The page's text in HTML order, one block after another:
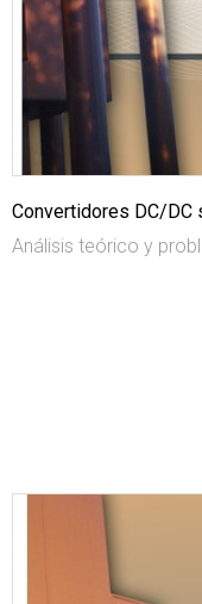
Convertidores DC/DC
Análisis teórico y